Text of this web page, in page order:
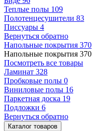
Теплые полы 109
Полотенцесушители 83
Писсуары 4
Вернуться обратно
Напольные покрытия 370
Напольные покрытия 370
Посмотреть все товары
Ламинат 328
Пробковые полы 0
Виниловые полы 16
Паркетная доска 19
Подложки 6
Вернуться обратно
Каталог товаров